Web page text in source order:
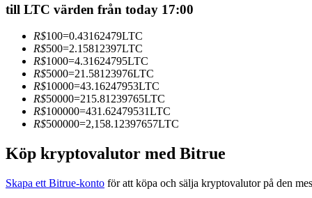
Gå med de bästa handlarna
Bli en Copy Trader
till LTC värden från today 17:00
R$100=0.43162479LTC
R$500=2.15812397LTC
R$1000=4.31624795LTC
R$5000=21.58123976LTC
R$10000=43.16247953LTC
R$50000=215.81239765LTC
R$100000=431.62479531LTC
R$500000=2,158.12397657LTC
Köp kryptovalutor med Bitrue
Skapa ett Bitrue-konto för att köpa och sälja kryptovalutor på den